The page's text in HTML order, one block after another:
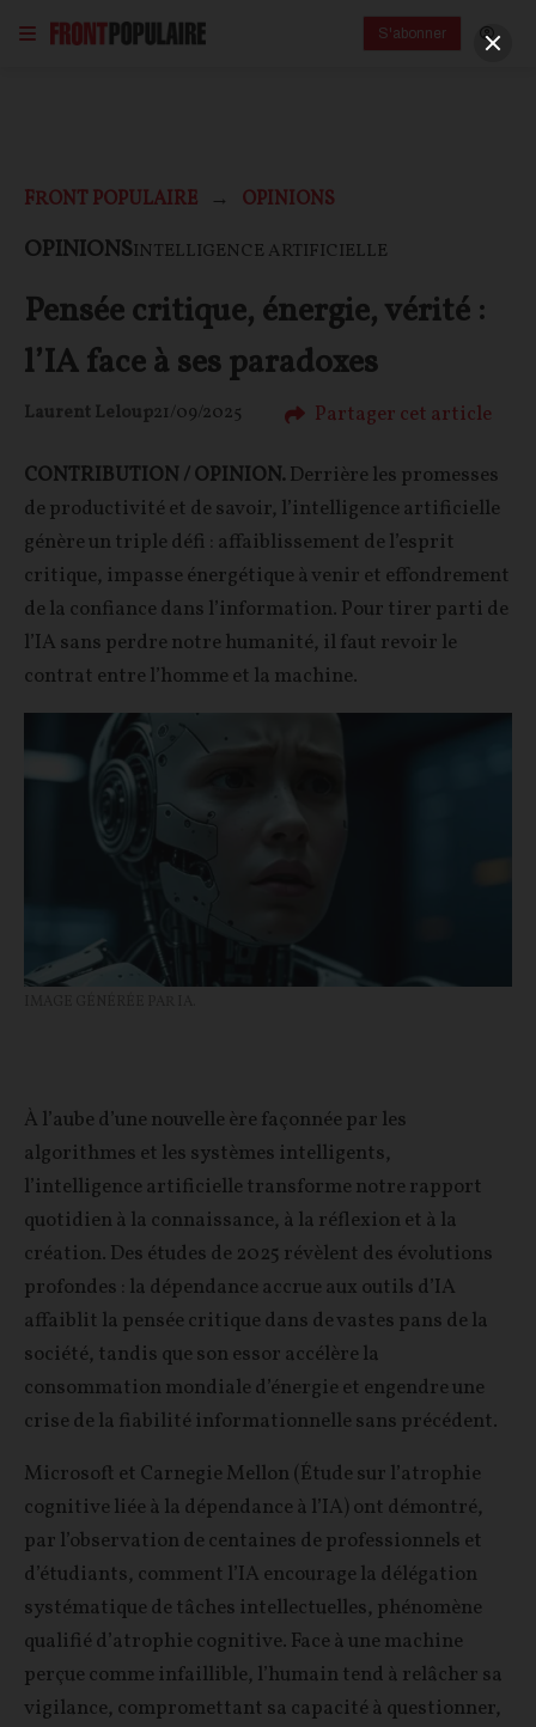
S'abonner
FRONT POPULAIRE OPINIONS
OPINIONSINTELLIGENCE ARTIFICIELLE
Pensée critique, énergie, vérité :
l’IA face à ses paradoxes
Laurent Leloup21/09/2025 Partager cet article
CONTRIBUTION / OPINION.Derrière les promesses
de productivité et de savoir, l’intelligence artificielle
génère un triple défi : affaiblissement de l’esprit
critique, impasse énergétique à venir et effondrement
de la confiance dans l’information. Pour tirer parti de
l’IA sans perdre notre humanité, il faut revoir le
contrat entre l’homme et la machine.
À l’aube d’une nouvelle ère façonnée par les
algorithmes et les systèmes intelligents,
l’intelligence artificielle transforme notre rapport
quotidien à la connaissance, à la réflexion et à la
création. Des études de 2025 révèlent des évolutions
profondes : la dépendance accrue aux outils d’IA
affaiblit la pensée critique dans de vastes pans de la
société, tandis que son essor accélère la
consommation mondiale d’énergie et engendre une
crise de la fiabilité informationnelle sans précédent.
Microsoft et Carnegie Mellon (Étude sur l’atrophie
cognitive liée à la dépendance à l’IA) ont démontré,
par l’observation de centaines de professionnels et
d’étudiants, comment l’IA encourage la délégation
systématique de tâches intellectuelles, phénomène
qualifié d’atrophie cognitive. Face à une machine
perçue comme infaillible, l’humain tend à relâcher sa
vigilance, compromettant sa capacité à questionner,